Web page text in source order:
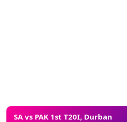
SA vs PAK 1st T20I, Durban